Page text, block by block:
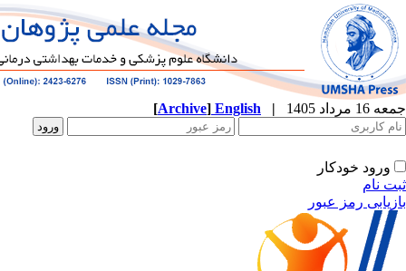
|
English
[ Archive]